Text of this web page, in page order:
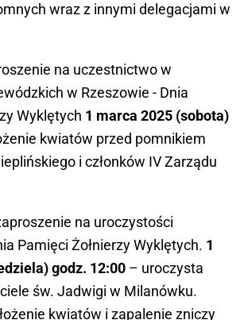
wraz z innymi delegacjami w
na uczestnictwo w
w Rzeszowie - Dnia
Wyklętych 1 marca 2025 (sobota)
kwiatów przed pomnikiem
i członków IV Zarządu
na uroczystości
Pamięci Żołnierzy Wyklętych. 1
godz. 12:00 – uroczysta
św. Jadwigi w Milanówku.
kwiatów i zapalenie zniczy